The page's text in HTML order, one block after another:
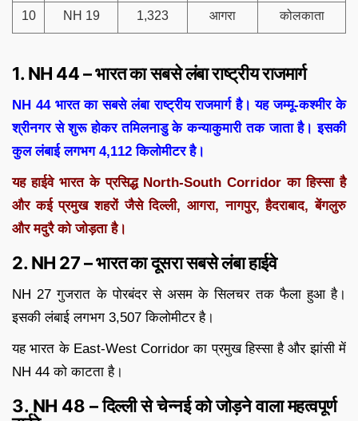
10 NH 19 1,323 आगरा कोलकाता
1. NH 44 – भारत का सबसे लंबा राष्ट्रीय राजमार्ग
NH 44 भारत का सबसे लंबा राष्ट्रीय राजमार्ग है। यह जम्मू-कश्मीर के
श्रीनगर से शुरू होकर तमिलनाडु के कन्याकुमारी तक जाता है। इसकी
कुल लंबाई लगभग 4,112 किलोमीटर है।
यह हाईवे भारत के प्रसिद्ध North-South Corridor का हिस्सा है
और कई प्रमुख शहरों जैसे दिल्ली, आगरा, नागपुर, हैदराबाद, बेंगलुरु
और मदुरै को जोड़ता है।
2. NH 27 – भारत का दूसरा सबसे लंबा हाईवे
NH 27 गुजरात के पोरबंदर से असम के सिलचर तक फैला हुआ है।
इसकी लंबाई लगभग 3,507 किलोमीटर है।
यह भारत के East-West Corridor का प्रमुख हिस्सा है और झांसी में
NH 44 को काटता है।
3. NH 48 – दिल्ली से चेन्नई को जोड़ने वाला महत्वपूर्ण